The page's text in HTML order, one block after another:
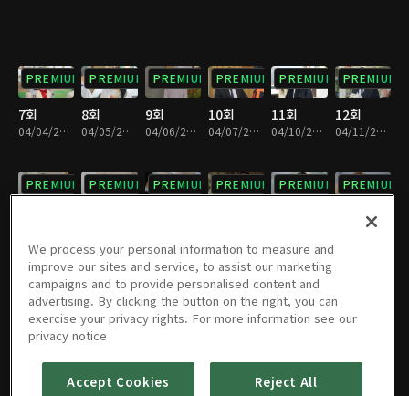
PREMIUM
7회
04/04/2023 • 28분
PREMIUM
8회
04/05/2023 • 28분
PREMIUM
9회
04/06/2023 • 29분
PREMIUM
10회
04/07/2023 • 29분
PREMIUM
11회
04/10/2023 • 29분
PREMIUM
12회
04/11/2023 • 29분
PREMIUM PREMIUM PREMIUM PREMIUM PREMIUM PREMIUM
PREMIUM
19회
04/20/2023 • 28분
PREMIUM
20회
PREMIUM
21회
PREMIUM
22회
PREMIUM
23회 24회
We process your personal information to measure and
improve our sites and service, to assist our marketing
campaigns and to provide personalised content and
advertising. By clicking the button on the right, you can
exercise your privacy rights. For more information see our
privacy notice
Accept Cookies Reject All